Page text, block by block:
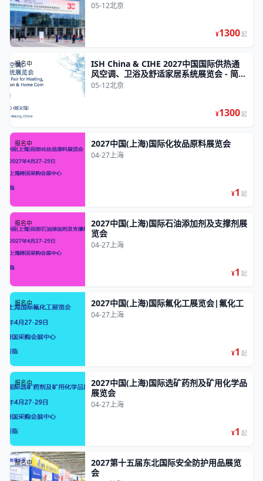
05-12北京
¥1300起
报名中
ISH China & CIHE 2027中国国际供热通
风空调、卫浴及舒适家居系统展览会 - 简
称：2027北京供热展 / 北京热泵展 / 暖通
05-12北京
¥1300起
报名中 2027中国(上海)国际化妆品原料展览会
04-27上海
¥1 起
报名中
2027中国(上海)国际石油添加剂及支撑剂展
览会
04-27上海
¥1 起
报名中 2027中国(上海)国际氟化工展览会|氟化工
04-27上海
¥1 起
报名中
2027中国(上海)国际选矿药剂及矿用化学品
展览会
04-27上海
¥1 起
报名中
2027第十五届东北国际安全防护用品展览
会